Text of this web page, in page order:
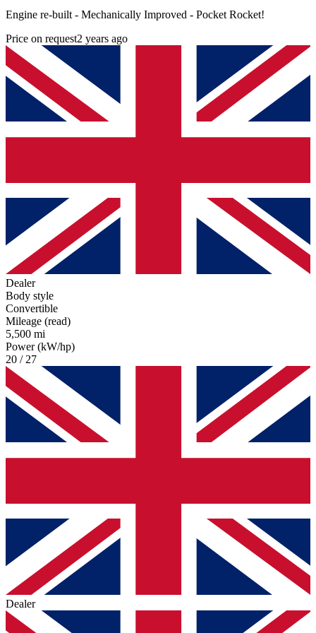
Engine re-built - Mechanically Improved - Pocket Rocket!
Price on request2 years ago
Dealer
Body style
Convertible
Mileage (read)
5,500 mi
Power (kW/hp)
20 / 27
Dealer